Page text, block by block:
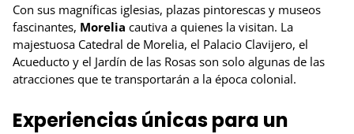
Con sus magníficas iglesias, plazas pintorescas y museos
fascinantes, Morelia cautiva a quienes la visitan. La
majestuosa Catedral de Morelia, el Palacio Clavijero, el
Acueducto y el Jardín de las Rosas son solo algunas de las
atracciones que te transportarán a la época colonial.
Experiencias únicas para un